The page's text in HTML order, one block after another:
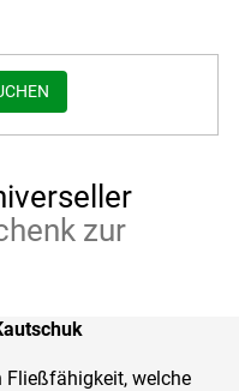
zur
Fließfähigkeit, welche